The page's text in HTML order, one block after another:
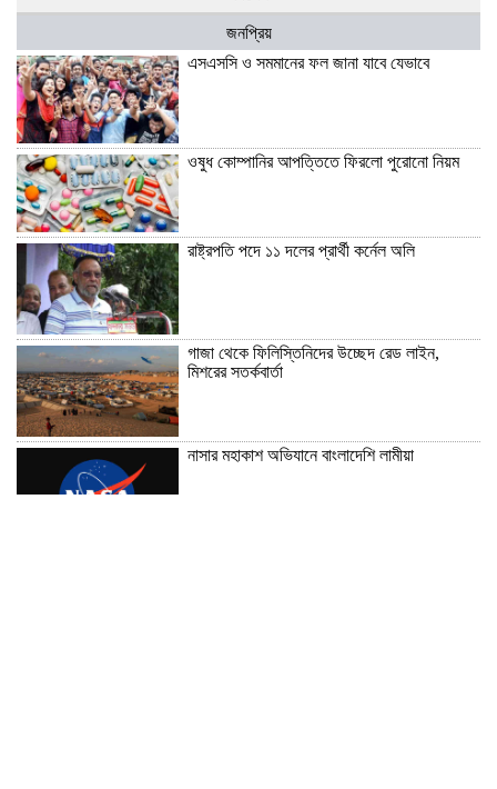
জনপ্রিয়
এসএসসি ও সমমানের ফল জানা যাবে যেভাবে
ওষুধ কোম্পানির আপত্তিতে ফিরলো পুরোনো নিয়ম
রাষ্ট্রপতি পদে ১১ দলের প্রার্থী কর্নেল অলি
গাজা থেকে ফিলিস্তিনিদের উচ্ছেদ রেড লাইন,
মিশরের সতর্কবার্তা
নাসার মহাকাশ অভিযানে বাংলাদেশি লামীয়া